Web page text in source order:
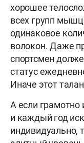
хорошее
всех групп
одинаковое
волокон. Даже
спортсмен
статус
Иначе этот
А если грамотно
и каждый год
индивидуально,